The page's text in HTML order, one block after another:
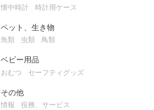
懐中時計 時計用ケース
ペット、生き物
魚類 虫類 鳥類
ベビー用品
おむつ セーフティグッズ
その他
情報 役務、サービス